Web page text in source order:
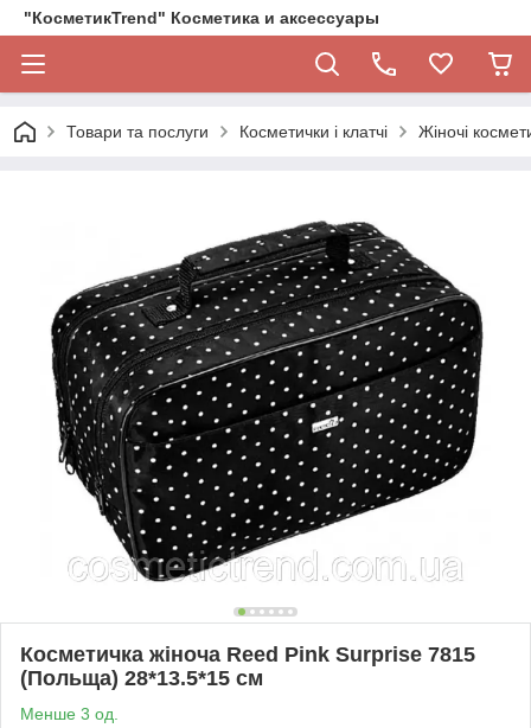
"КосметикTrend" Косметика и аксессуары
Товари та послуги Косметички і клатчі Жіночі
Косметичка жіноча Reed Pink Surprise 7815
(Польща) 28*13.5*15 см
Менше 3 од.